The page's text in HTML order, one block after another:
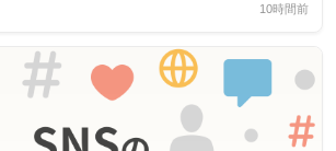
10時間前